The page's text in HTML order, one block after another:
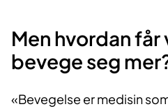
Men hvordan får
bevege seg
«Bevegelse er medisin